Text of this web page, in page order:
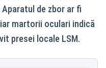
de zbor ar fi
martorii oculari indică
presei locale LSM.